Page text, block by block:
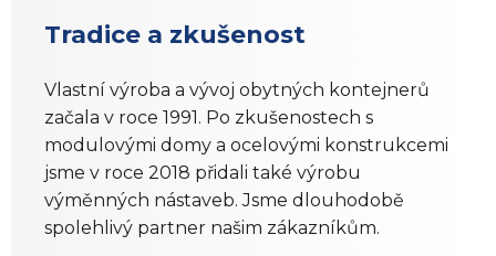
Tradice a zkušenost
Vlastní výroba a vývoj obytných kontejnerů
začala v roce 1991. Po zkušenostech s
modulovými domy a ocelovými konstrukcemi
jsme v roce 2018 přidali také výrobu
výměnných nástaveb. Jsme dlouhodobě
spolehlivý partner našim zákazníkům.